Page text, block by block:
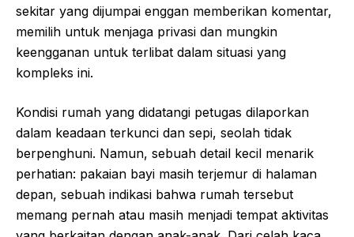
sekitar yang dijumpai enggan memberikan komentar,
memilih untuk menjaga privasi dan mungkin
keengganan untuk terlibat dalam situasi yang
kompleks ini.
Kondisi rumah yang didatangi petugas dilaporkan
dalam keadaan terkunci dan sepi, seolah tidak
berpenghuni. Namun, sebuah detail kecil menarik
perhatian: pakaian bayi masih terjemur di halaman
depan, sebuah indikasi bahwa rumah tersebut
memang pernah atau masih menjadi tempat aktivitas